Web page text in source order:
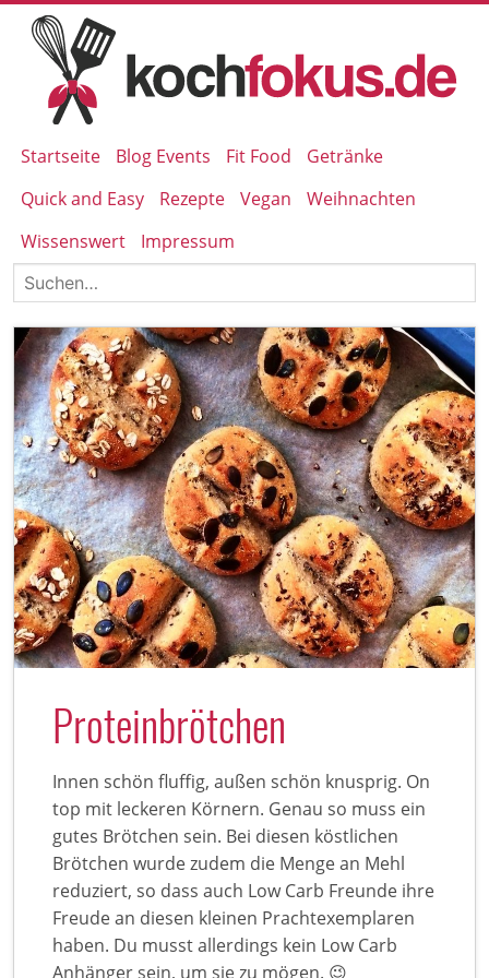
Startseite Blog Events Fit Food
Getränke
Quick and Easy
Rezepte Vegan
Weihnachten
Wissenswert
Impressum
Proteinbrötchen
Innen schön fluffig, außen schön knusprig. On
top mit leckeren Körnern. Genau so muss ein
gutes Brötchen sein. Bei diesen köstlichen
Brötchen wurde zudem die Menge an Mehl
reduziert, so dass auch Low Carb Freunde ihre
Freude an diesen kleinen Prachtexemplaren
haben. Du musst allerdings kein Low Carb
Anhänger sein, um sie zu mögen. 😉